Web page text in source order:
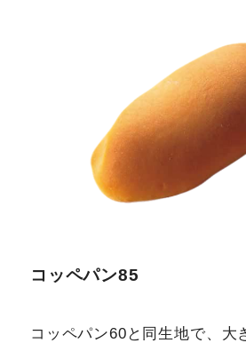
コッペパン85
コッペパン60と同生地で、大